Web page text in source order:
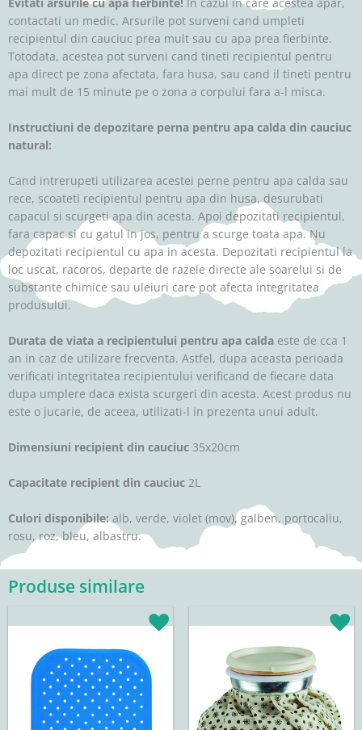
Evitati arsurile cu apa fierbinte! In cazul in care acestea apar,
contactati un medic. Arsurile pot surveni cand umpleti
recipientul din cauciuc prea mult sau cu apa prea fierbinte.
Totodata, acestea pot surveni cand tineti recipientul pentru
apa direct pe zona afectata, fara husa, sau cand il tineti pentru
mai mult de 15 minute pe o zona a corpului fara a-l misca.
Instructiuni de depozitare perna pentru apa calda din cauciuc
natural:
Cand intrerupeti utilizarea acestei perne pentru apa calda sau
rece, scoateti recipientul pentru apa din husa, desurubati
capacul si scurgeti apa din acesta. Apoi depozitati recipientul,
fara capac si cu gatul in jos, pentru a scurge toata apa. Nu
depozitati recipientul cu apa in acesta. Depozitati recipientul la
loc uscat, racoros, departe de razele directe ale soarelui si de
substante chimice sau uleiuri care pot afecta integritatea
produsului.
Durata de viata a recipientului pentru apa calda este de cca 1
an in caz de utilizare frecventa. Astfel, dupa aceasta perioada
verificati integritatea recipientului verificand de fiecare data
dupa umplere daca exista scurgeri din acesta. Acest produs nu
este o jucarie, de aceea, utilizati-l in prezenta unui adult.
Dimensiuni recipient din cauciuc 35x20cm
Capacitate recipient din cauciuc 2L
Culori disponibile: alb, verde, violet (mov), galben, portocaliu,
rosu, roz, bleu, albastru.
Produse similare
variații.
Opțiunile